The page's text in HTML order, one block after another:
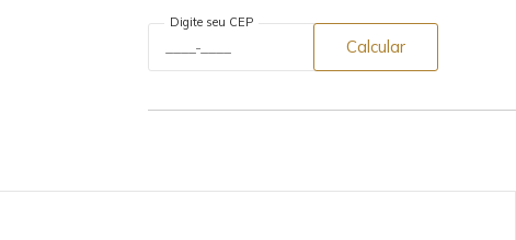
Digite seu CEP
Calcular